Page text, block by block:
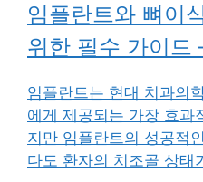
임플란트와 뼈이
위한 필수 가이드
임플란트는 현대 치과의
에게 제공되는 가장 효과
지만 임플란트의 성공적
다도 환자의 치조골 상태